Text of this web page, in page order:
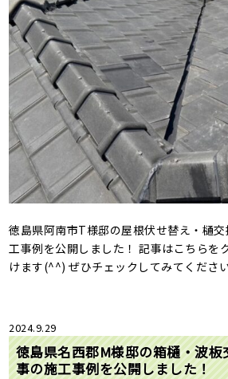
徳島県阿南市T様邸の屋根伏せ替え・樋
工事例を公開しました！ 記事はこちらを
けます(^^) ぜひチェックしてみてくださ
2024.9.29
徳島県名西郡M様邸の箱樋・波
事の施工事例を公開しました！